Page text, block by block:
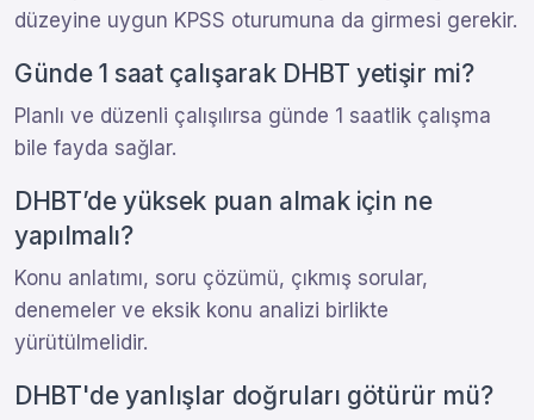
düzeyine uygun KPSS oturumuna da girmesi gerekir.
Günde 1 saat çalışarak DHBT yetişir mi?
Planlı ve düzenli çalışılırsa günde 1 saatlik çalışma
bile fayda sağlar.
DHBT’de yüksek puan almak için ne
yapılmalı?
Konu anlatımı, soru çözümü, çıkmış sorular,
denemeler ve eksik konu analizi birlikte
yürütülmelidir.
DHBT'de yanlışlar doğruları götürür mü?